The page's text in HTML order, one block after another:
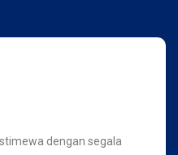
dengan segala